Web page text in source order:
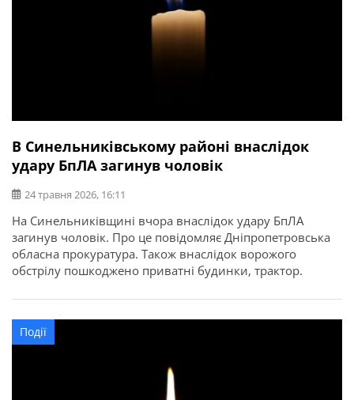
В Синельниківському районі внаслідок
удару БпЛА загинув чоловік
24 травня 2026, 16:11
На Синельниківщині вчора внаслідок удару БпЛА
загинув чоловік. Про це повідомляє Дніпропетровська
обласна прокуратура. Також внаслідок ворожого
обстрілу пошкоджено приватні будинки, трактор.
Події